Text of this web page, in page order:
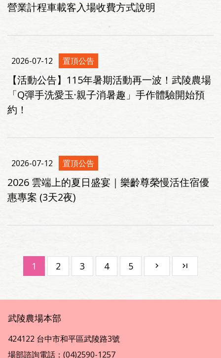
營業計程車載客入場收費方式說明
2026-07-12 置頂公告
【活動公告】115年暑期活動再一波！武陵農場
「Q彈手洗愛玉·親子消暑趣」手作體驗開始預
約！
2026-07-12 置頂公告
2026 雲端上的夏日盛宴｜樂齡尊榮慢活住宿優
惠專案 (3天2夜)
1 2 3 4 5
武陵農場本部
424122 台中市和平區武陵路3號
場部諮詢電話：(04)2590-1257